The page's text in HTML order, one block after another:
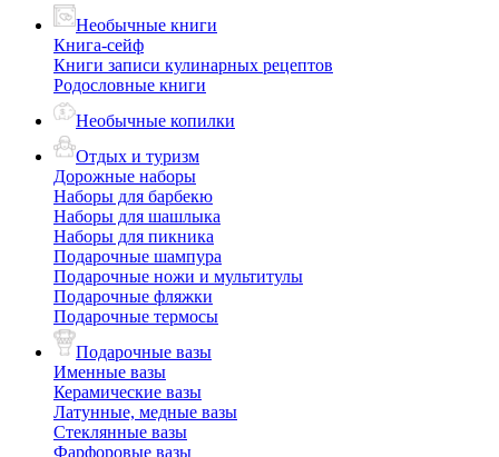
Необычные книги
Книга-сейф
Книги записи кулинарных рецептов
Родословные книги
Необычные копилки
Отдых и туризм
Дорожные наборы
Наборы для барбекю
Наборы для шашлыка
Наборы для пикника
Подарочные шампура
Подарочные ножи и мультитулы
Подарочные фляжки
Подарочные термосы
Подарочные вазы
Именные вазы
Керамические вазы
Латунные, медные вазы
Стеклянные вазы
Фарфоровые вазы